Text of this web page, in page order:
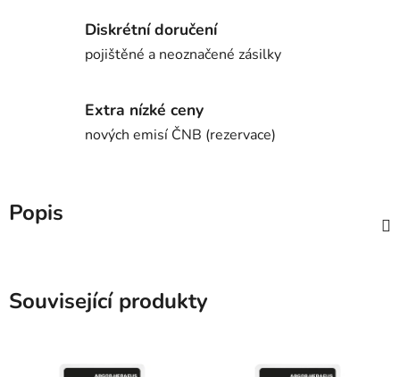
Diskrétní doručení
pojištěné a neoznačené zásilky
Extra nízké ceny
nových emisí ČNB (rezervace)
Popis
Související produkty